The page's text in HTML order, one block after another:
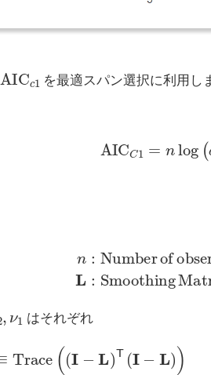
AICc
を最適スパン選択に利用し
observations(サンプルサ
はそれぞれ
−L ) Trace − L
Parameters